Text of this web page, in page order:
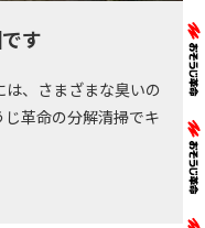
す
、さまざまな臭いの
革命の分解清掃でキ